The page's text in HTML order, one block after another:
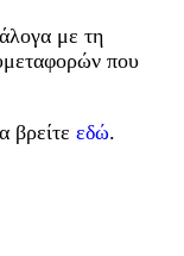
με τη
που
βρείτε εδώ.